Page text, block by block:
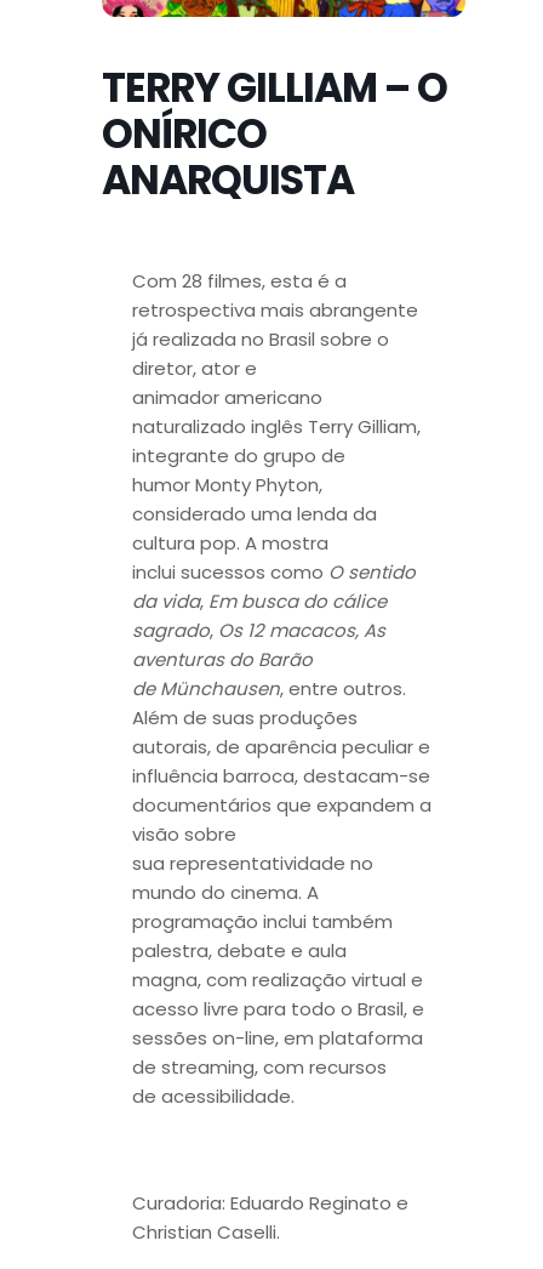
TERRY GILLIAM – O
ONÍRICO
ANARQUISTA
Com 28 filmes, esta é a
retrospectiva mais abrangente
já realizada no Brasil sobre o
diretor, ator e
animador americano
naturalizado inglês Terry Gilliam,
integrante do grupo de
humor Monty Phyton,
considerado uma lenda da
cultura pop. A mostra
inclui sucessos como O sentido
da vida, Em busca do cálice
sagrado, Os 12macacos, As
aventuras do Barão
deMünchausen, entre outros.
Além de suas produções
autorais, de aparência peculiar e
influência barroca, destacam-se
documentários que expandem a
visão sobre
sua representatividade no
mundo do cinema. A
programação inclui também
palestra, debate e aula
magna, com realização virtual e
acesso livre para todo o Brasil, e
sessões on-line, em plataforma
de streaming, com recursos
de acessibilidade.
Curadoria: Eduardo Reginato e
Christian Caselli.